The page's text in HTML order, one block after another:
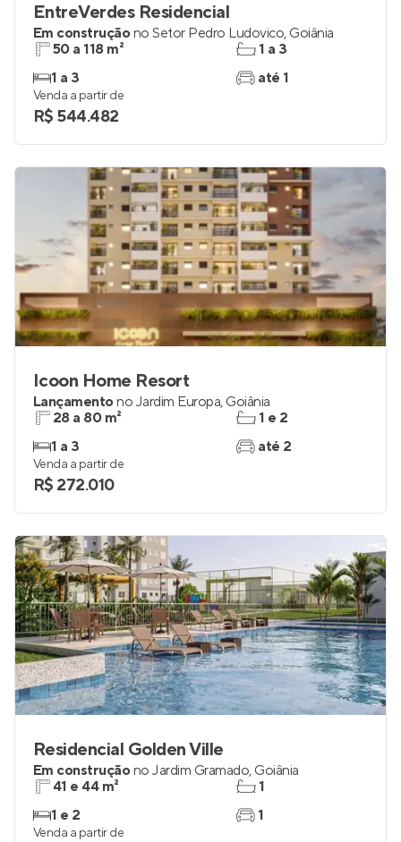
EntreVerdes Residencial
Em construçãono Setor Pedro Ludovico, Goiânia
50 a 118 m²
1 a 3
1 a 3
até 1
Venda a partir de
R$ 544.482
Icoon Home Resort
Lançamentono Jardim Europa, Goiânia
28 a 80 m²
1 a 3
1 e 2
até 2
Venda a partir de
R$ 272.010
Residencial Golden Ville
Em construçãono Jardim Gramado, Goiânia
41 e 44 m²
1 e 2
1
1
Venda a partir de